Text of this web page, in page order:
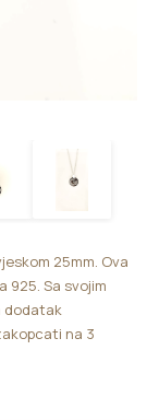
25mm. Ova
925. Sa svojim
dodatak
na 3